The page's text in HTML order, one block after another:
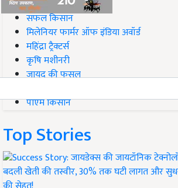
#Top on Krishi Jagran
सफल किसान
मिलेनियर फार्मर ऑफ इंडिया अवॉर्ड
महिंद्रा ट्रैक्टर्स
कृषि मशीनरी
जायद की फसल
पीएम किसान
Top Stories